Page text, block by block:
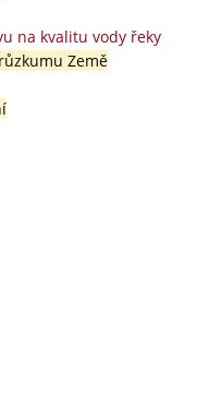
na kvalitu vody řeky
Země